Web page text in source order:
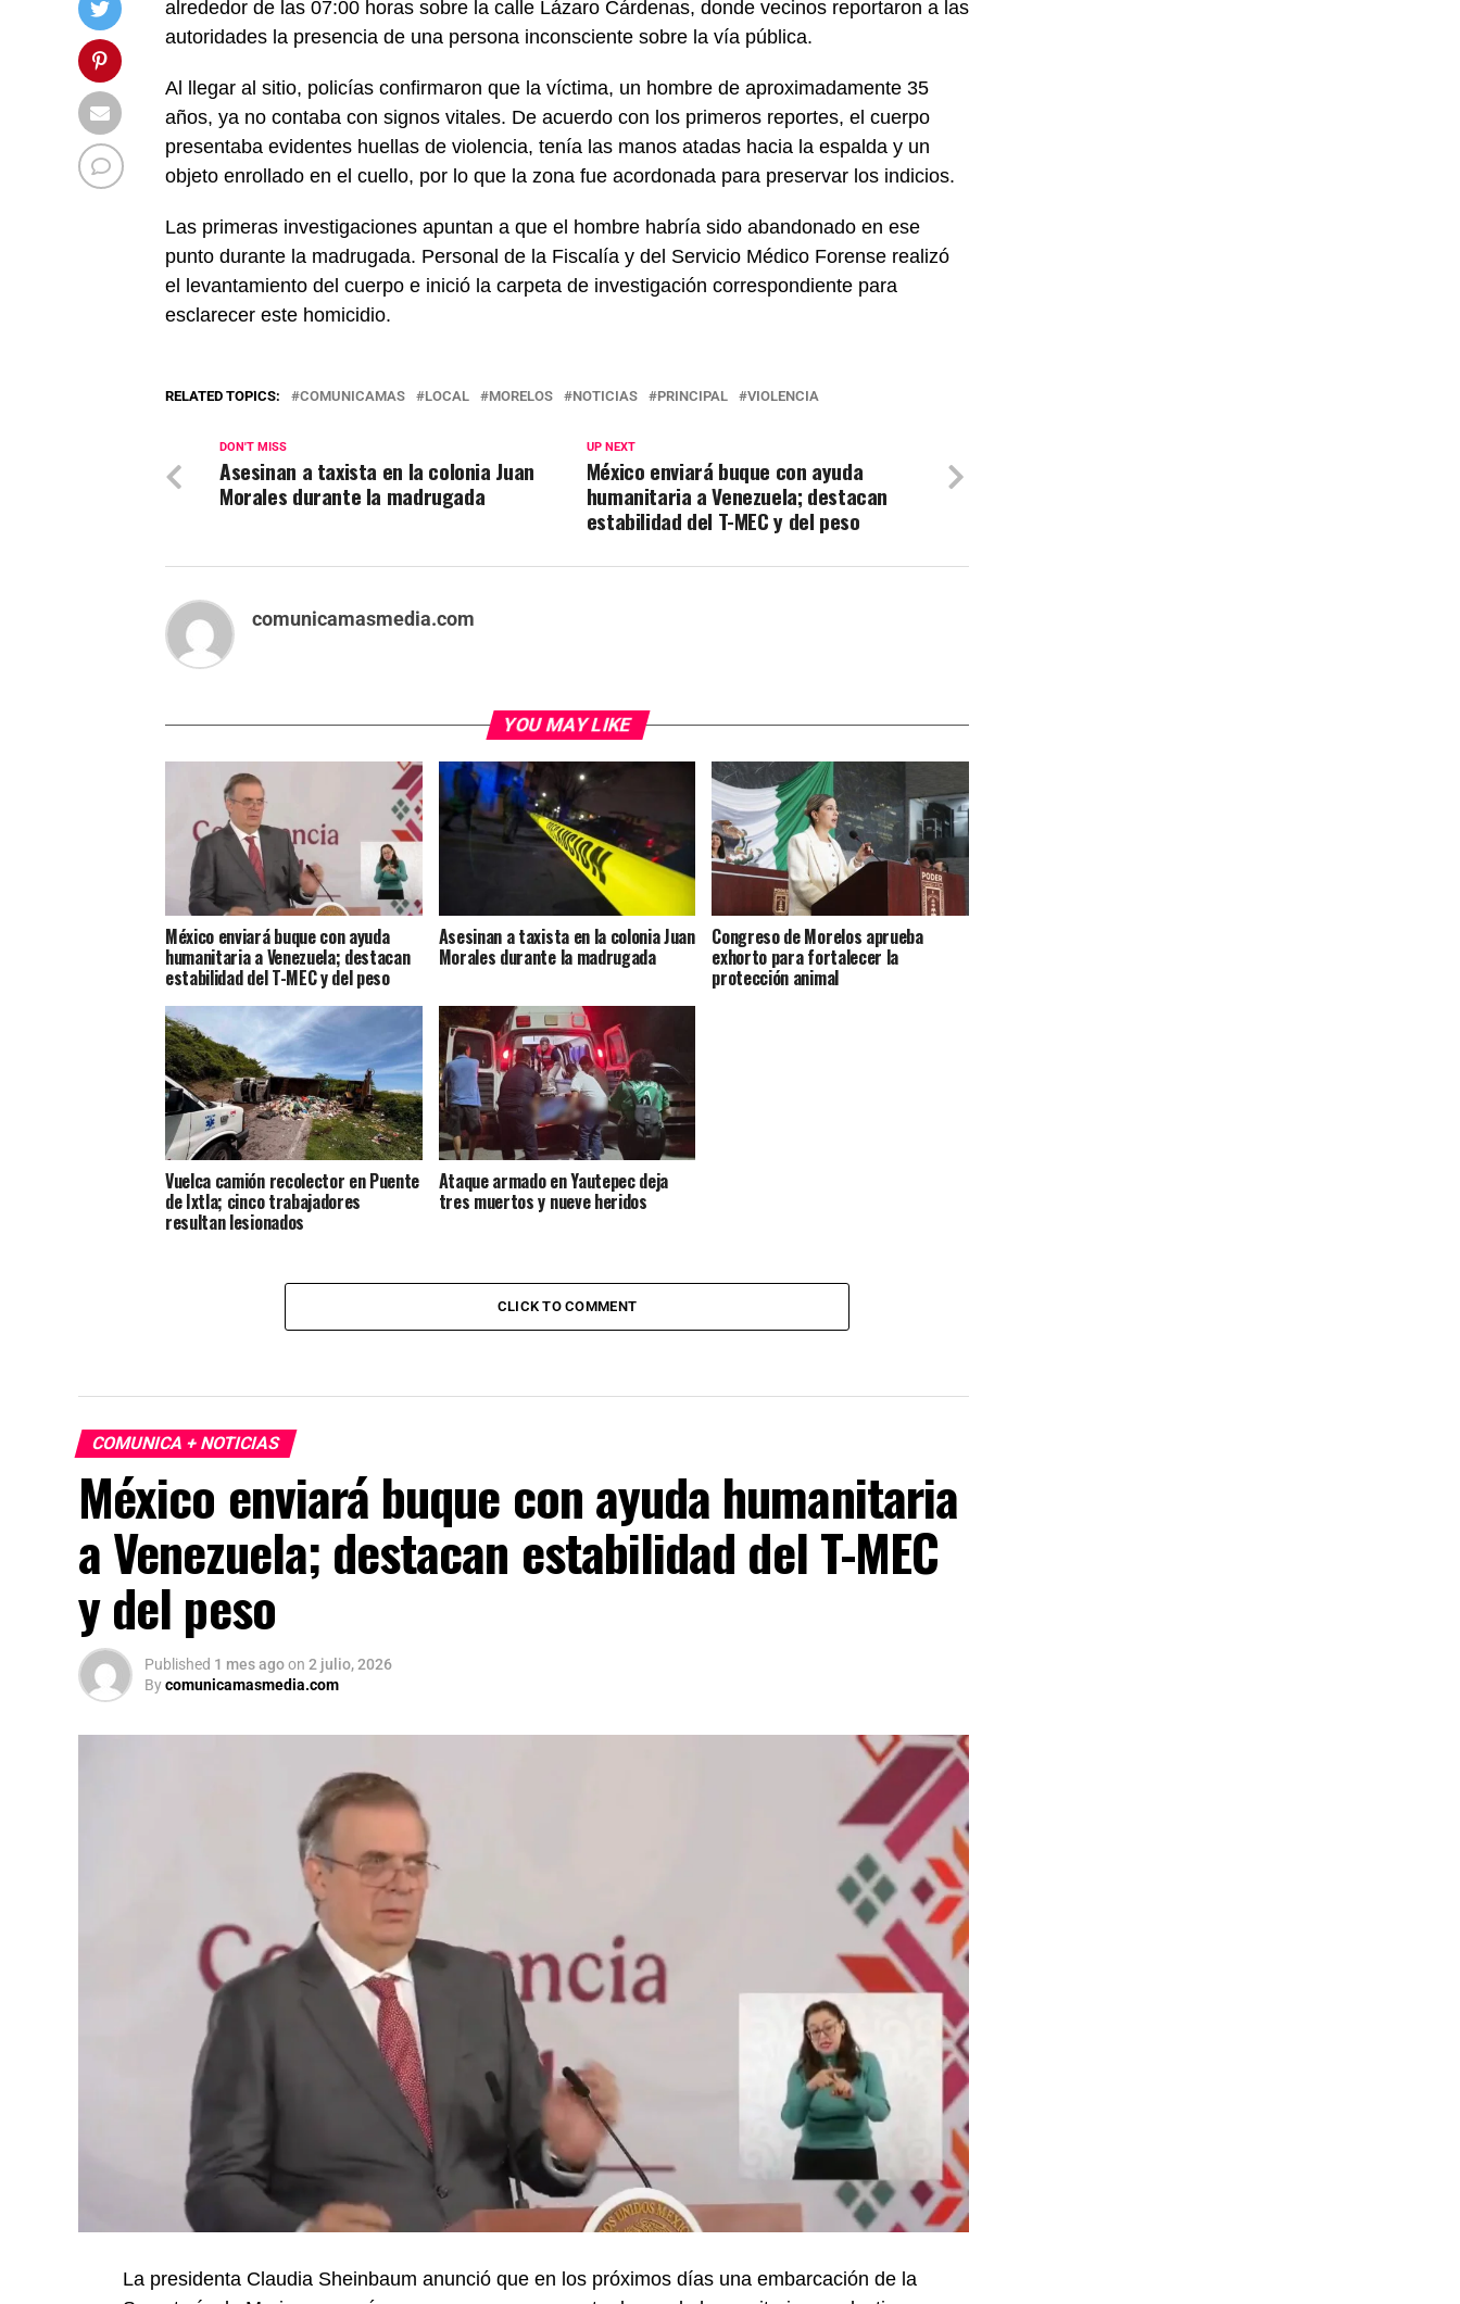
alrededor de las 07:00 horas sobre la calle Lázaro Cárdenas, donde vecinos reportaron a las
autoridades la presencia de una persona inconsciente sobre la vía pública.
Al llegar al sitio, policías confirmaron que la víctima, un hombre de aproximadamente 35
años, ya no contaba con signos vitales. De acuerdo con los primeros reportes, el cuerpo
presentaba evidentes huellas de violencia, tenía las manos atadas hacia la espalda y un
objeto enrollado en el cuello, por lo que la zona fue acordonada para preservar los indicios.
Las primeras investigaciones apuntan a que el hombre habría sido abandonado en ese
punto durante la madrugada. Personal de la Fiscalía y del Servicio Médico Forense realizó
el levantamiento del cuerpo e inició la carpeta de investigación correspondiente para
esclarecer este homicidio.
RELATED TOPICS: COMUNICAMAS LOCAL MORELOS NOTICIAS PRINCIPAL VIOLENCIA
UP NEXT
México enviará buque con ayuda
humanitaria a Venezuela; destacan
estabilidad del T-MEC y del peso
DON'T MISS
Asesinan a taxista en la colonia Juan
Morales durante la madrugada
comunicamasmedia.com
YOU MAY LIKE
México enviará buque con ayuda
humanitaria a Venezuela; destacan
estabilidad del T-MEC y del peso
Asesinan a taxista en la colonia Juan
Morales durante la madrugada
Congreso de Morelos aprueba
exhorto para fortalecer la
protección animal
Vuelca camión recolector en Puente
de Ixtla; cinco trabajadores
resultan lesionados
Ataque armado en Yautepec deja
tres muertos y nueve heridos
CLICK TO COMMENT
COMUNICA + NOTICIAS
México enviará buque con ayuda humanitaria
a Venezuela; destacan estabilidad del T-MEC
y del peso
Published 1 mes agoon 2 julio, 2026
Bycomunicamasmedia.com
La presidenta Claudia Sheinbaum anunció que en los próximos días una embarcación de la